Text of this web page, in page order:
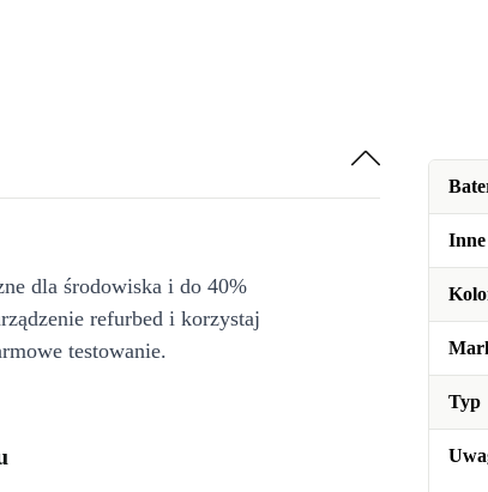
Inne
Typ
dla środowiska i do 40%
refurbed i korzystaj
testowanie.